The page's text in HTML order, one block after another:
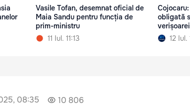
Vasile Tofan, desemnat oficial de
Maia Sandu pentru funcția de
prim-ministru
11 Iul. 11:13
obligată
12 Iul.
08:35 10 806